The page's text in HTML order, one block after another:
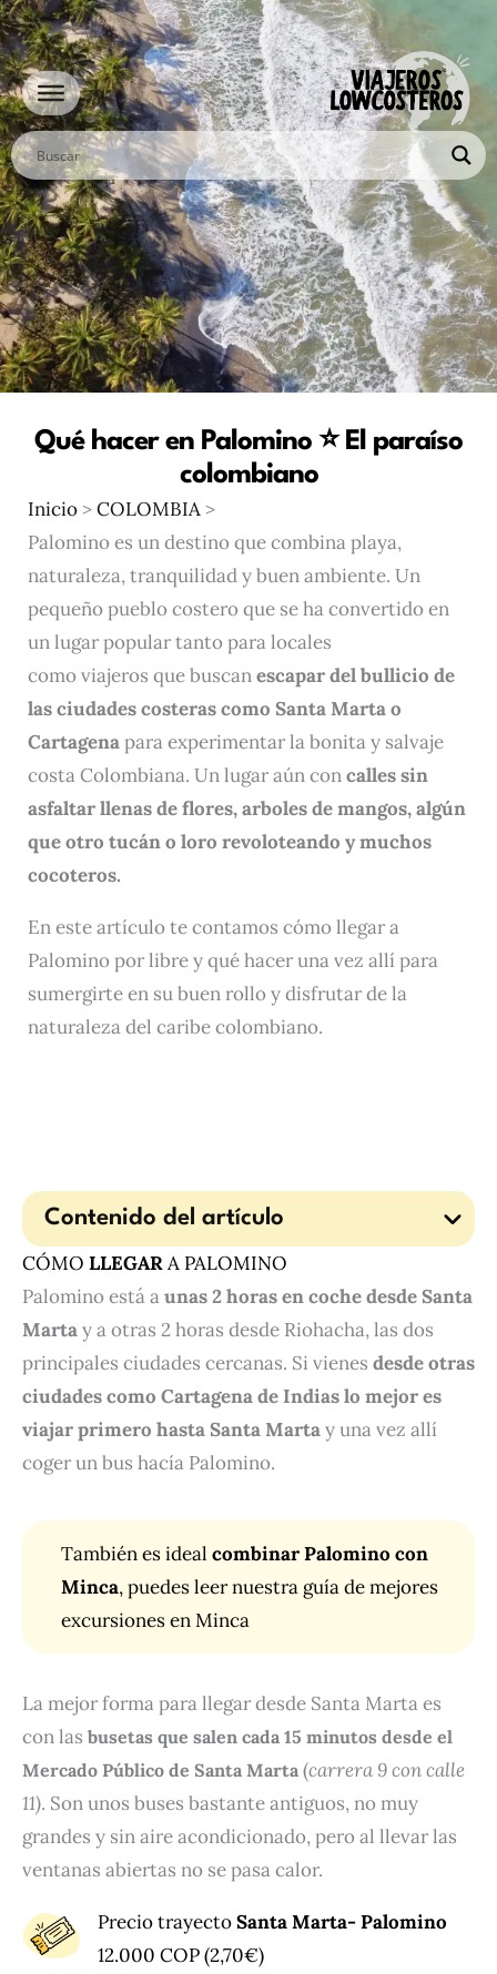
Ir
al
contenido
Qué hacer en Palomino ⭐ El paraíso
colombiano
Inicio>COLOMBIA>
Palomino es un destino que combina playa,
naturaleza, tranquilidad y buen ambiente. Un
pequeño pueblo costero que se ha convertido en
un lugar popular tanto para locales
como viajeros que buscanescapar del bullicio de
las ciudades costeras como Santa Marta o
Cartagenapara experimentar la bonita y salvaje
costa Colombiana. Un lugar aún concalles sin
asfaltar llenas de flores, arboles de mangos, algún
que otro tucán o loro revoloteando y muchos
cocoteros.
En este artículo te contamos cómo llegar a
Palomino por libre y qué hacer una vez allí para
sumergirte en su buen rollo y disfrutar de la
naturaleza del caribe colombiano.
Contenido del artículo
CÓMO LLEGARA PALOMINO
Palomino está aunas 2 horas en coche desde Santa
Martay a otras 2 horas desde Riohacha, las dos
principales ciudades cercanas. Si vienes desde otras
ciudades como Cartagena de Indias lo mejor es
viajar primero hasta Santa Martay una vez allí
coger un bus hacía Palomino.
También es ideal combinar Palomino con
Minca, puedes leernuestra guíade mejores
excursiones en Minca
La mejor forma para llegar desde Santa Marta es
con las busetas que salen cada 15 minutos desde el
Mercado Público de Santa Marta (carrera 9 con calle
11). Son unos buses bastante antiguos, no muy
grandes y sin aire acondicionado, pero al llevar las
ventanas abiertas no se pasa calor.
Precio trayectoSanta Marta- Palomino
12.000 COP (2,70€)